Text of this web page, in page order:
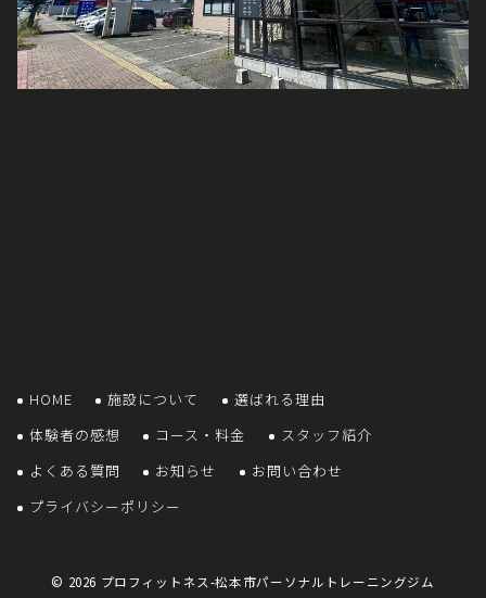
HOME 施設について
選ばれる理由
体験者の感想
コース・料金
スタッフ紹介
よくある質問
お知らせ
お問い合わせ
プライバシーポリシー
© 2026 プロフィットネス-松本市パーソナルトレーニングジム